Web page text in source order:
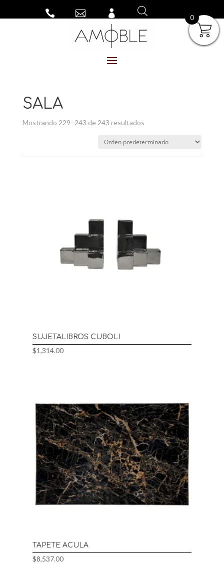
  
SALA
Mostrando 229–243 de 243 resultados
SUJETALIBROS CUBOLI
$1,314.00
TAPETE ACULA
$8,537.00
0